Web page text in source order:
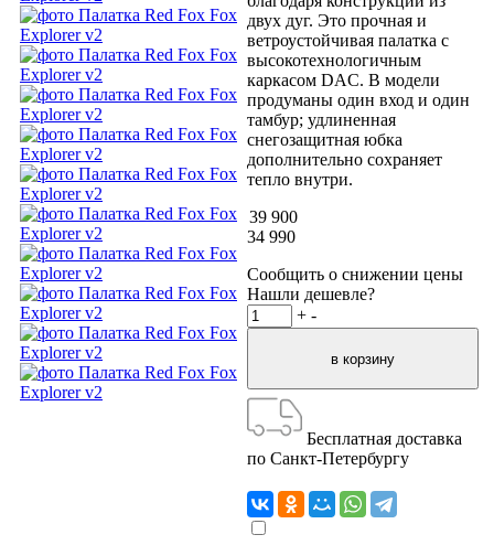
двух дуг. Это прочная и
ветроустойчивая палатка с
высокотехнологичным
каркасом DAC. В модели
продуманы один вход и один
тамбур; удлиненная
снегозащитная юбка
дополнительно сохраняет
тепло внутри.
39 900
34 990
Сообщить о снижении цены
Нашли дешевле?
+ -
Бесплатная доставка
по Санкт-Петербургу